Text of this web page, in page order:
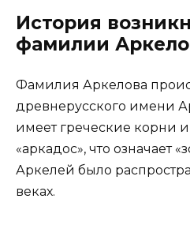
История
фамилии
Фамилия Аркелова
древнерусского имени
имеет греческие корни и
«аркадос», что означает
Аркелей было
веках.